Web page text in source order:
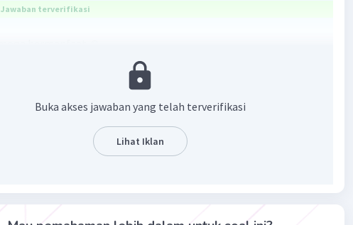
Jawaban terverifikasi
Buka akses jawaban yang telah terverifikasi
Lihat Iklan